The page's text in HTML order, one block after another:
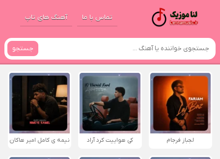
تماس با ما آهنگ های تاپ
جستجو
لجباز فرجام کی هواییت کرد آراد نیمه ی کامل امیر هاکان